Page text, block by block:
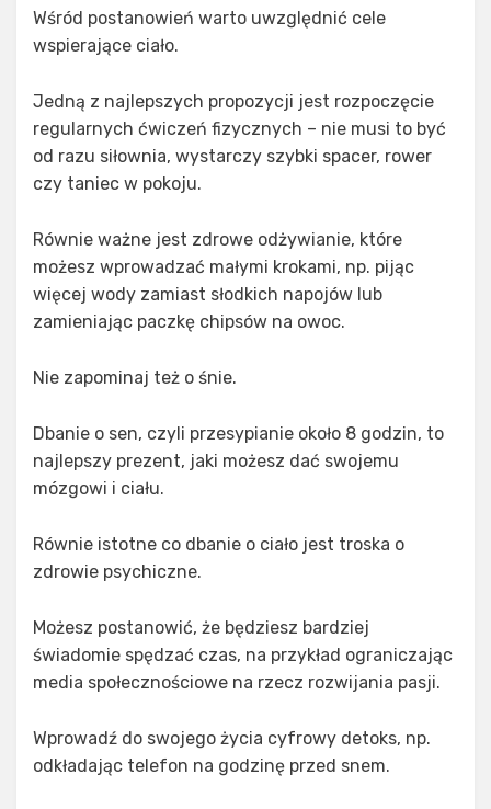
Wśród postanowień warto uwzględnić cele
wspierające ciało.
Jedną z najlepszych propozycji jest rozpoczęcie
regularnych ćwiczeń fizycznych – nie musi to być
od razu siłownia, wystarczy szybki spacer, rower
czy taniec w pokoju.
Równie ważne jest zdrowe odżywianie, które
możesz wprowadzać małymi krokami, np. pijąc
więcej wody zamiast słodkich napojów lub
zamieniając paczkę chipsów na owoc.
Nie zapominaj też o śnie.
Dbanie o sen, czyli przesypianie około 8 godzin, to
najlepszy prezent, jaki możesz dać swojemu
mózgowi i ciału.
Równie istotne co dbanie o ciało jest troska o
zdrowie psychiczne.
Możesz postanowić, że będziesz bardziej
świadomie spędzać czas, na przykład ograniczając
media społecznościowe na rzecz rozwijania pasji.
Wprowadź do swojego życia cyfrowy detoks, np.
odkładając telefon na godzinę przed snem.